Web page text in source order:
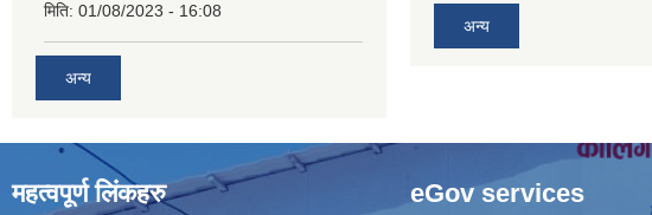
मिति: 01/08/2023 - 16:08
अन्य
अन्य
महत्वपूर्ण लिंकहरु eGov services